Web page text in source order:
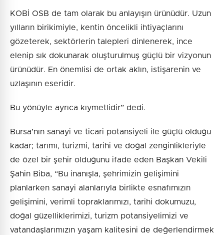
KOBİ OSB de tam olarak bu anlayışın ürünüdür. Uzun
yılların birikimiyle, kentin öncelikli ihtiyaçlarını
gözeterek, sektörlerin talepleri dinlenerek, ince
elenip sık dokunarak oluşturulmuş güçlü bir vizyonun
ürünüdür. En önemlisi de ortak aklın, istişarenin ve
uzlaşının eseridir.
Bu yönüyle ayrıca kıymetlidir” dedi.
Bursa’nın sanayi ve ticari potansiyeli ile güçlü olduğu
kadar; tarımı, turizmi, tarihi ve doğal zenginlikleriyle
de özel bir şehir olduğunu ifade eden Başkan Vekili
Şahin Biba, “Bu inanışla, şehrimizin gelişimini
planlarken sanayi alanlarıyla birlikte esnafımızın
gelişimini, verimli topraklarımızı, tarihi dokumuzu,
doğal güzelliklerimizi, turizm potansiyelimizi ve
vatandaşlarımızın yaşam kalitesini de değerlendirmek